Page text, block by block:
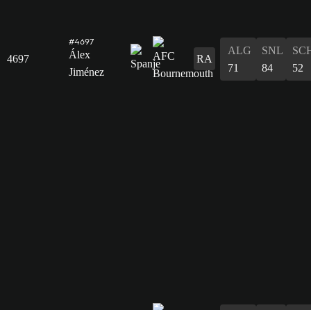
4697
#4697
Álex
Jiménez
RA
ALG
71
SNL
84
52